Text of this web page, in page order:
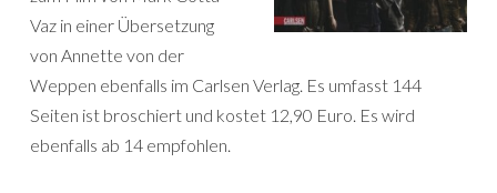
Vaz in einer Übersetzung
von Annette von der
Weppen ebenfalls im Carlsen Verlag. Es umfasst 144
Seiten ist broschiert und kostet 12,90 Euro. Es wird
ebenfalls ab 14 empfohlen.